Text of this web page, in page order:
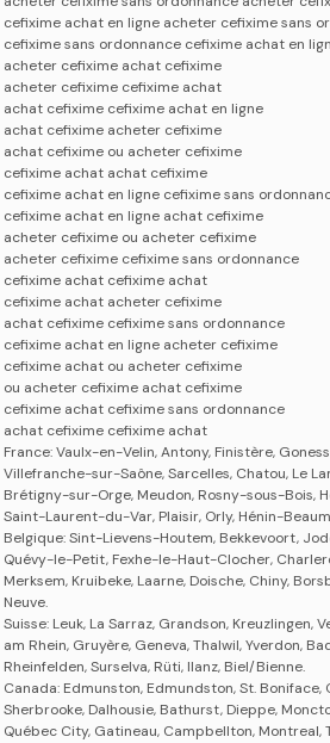
cefixime achat en ligne acheter cefixime sans
cefixime sans ordonnance cefixime achat en
acheter cefixime achat cefixime
acheter cefixime cefixime achat
achat cefixime cefixime achat en ligne
achat cefixime acheter cefixime
achat cefixime ou acheter cefixime
cefixime achat achat cefixime
cefixime achat en ligne cefixime sans
cefixime achat en ligne achat cefixime
acheter cefixime ou acheter cefixime
acheter cefixime cefixime sans ordonnance
cefixime achat cefixime achat
cefixime achat acheter cefixime
achat cefixime cefixime sans ordonnance
cefixime achat en ligne acheter cefixime
cefixime achat ou acheter cefixime
ou acheter cefixime achat cefixime
cefixime achat cefixime sans ordonnance
achat cefixime cefixime achat
France: Vaulx-en-Velin, Antony, Finistère,
Villefranche-sur-Saône, Sarcelles, Chatou, Le
Brétigny-sur-Orge, Meudon, Rosny-sous-Bois,
Saint-Laurent-du-Var, Plaisir, Orly, Hénin-
Belgique: Sint-Lievens-Houtem, Bekkevoort,
Quévy-le-Petit, Fexhe-le-Haut-Clocher,
Merksem, Kruibeke, Laarne, Doische, Chiny,
Neuve.
Suisse: Leuk, La Sarraz, Grandson, Kreuzlingen,
am Rhein, Gruyère, Geneva, Thalwil, Yverdon,
Rheinfelden, Surselva, Rüti, Ilanz, Biel/Bienne.
Canada: Edmunston, Edmundston, St.
Sherbrooke, Dalhousie, Bathurst, Dieppe,
Québec City, Gatineau, Campbellton, Montreal,